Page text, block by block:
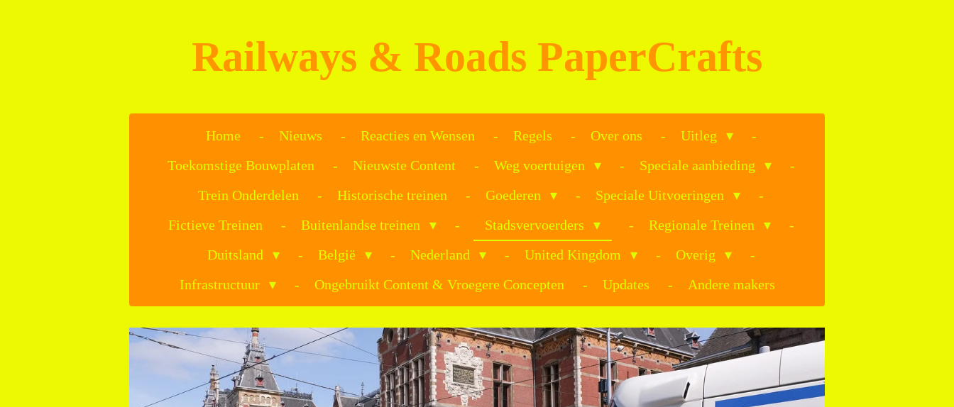
Railways & Roads PaperCrafts
Home Nieuws Reacties en Wensen Regels Over ons
Uitleg
Toekomstige Bouwplaten
Nieuwste Content Weg voertuigen
Speciale aanbieding
Trein Onderdelen
Historische treinen Goederen
Speciale Uitvoeringen
Fictieve Treinen
Buitenlandse treinen Stadsvervoerders
Regionale Treinen
Duitsland
België Nederland United Kingdom
Overig
Infrastructuur
Ongebruikt Content & Vroegere Concepten Updates Andere makers